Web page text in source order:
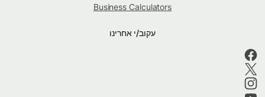
Business Calculators
עקוב/י אחרינו